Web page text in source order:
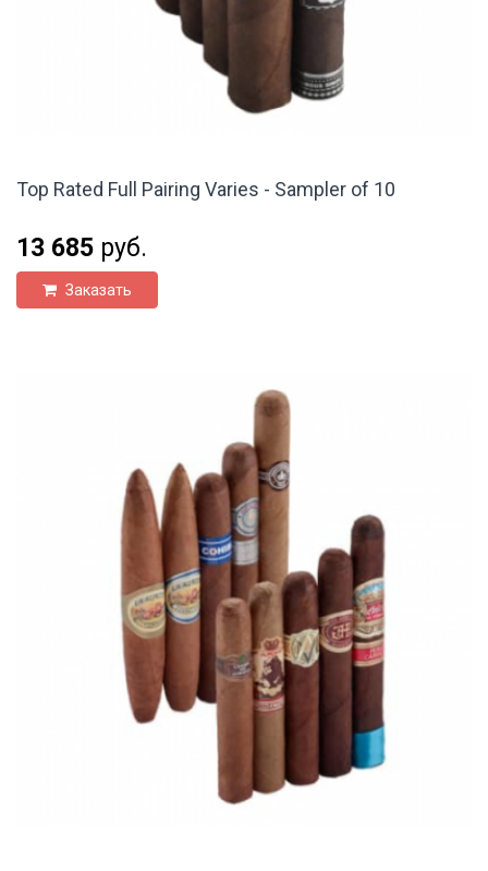
Top Rated Full Pairing Varies - Sampler of 10
13 685 руб.
Заказать